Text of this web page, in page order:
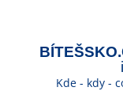
Kde - kdy -